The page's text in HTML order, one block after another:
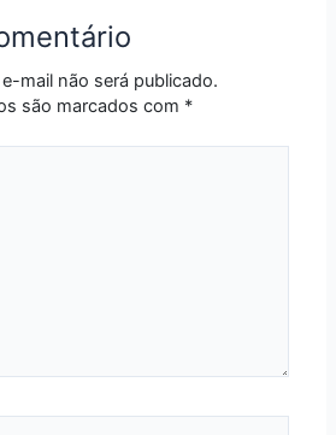
mail não será publicado.
são marcados com *